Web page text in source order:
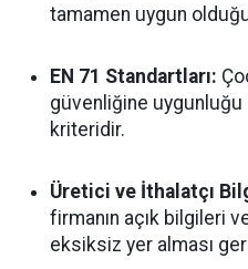
tamamen uygun
EN 71 Standartları:
güvenliğine uygunluğu
kriteridir.
Üretici ve İthalatçı
firmanın açık bilgileri
eksiksiz yer alması